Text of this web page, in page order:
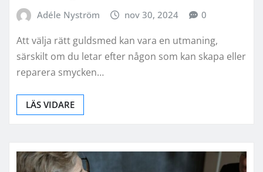
Adéle Nyström nov 30, 2024 0
Att välja rätt guldsmed kan vara en utmaning,
särskilt om du letar efter någon som kan skapa eller
reparera smycken…
LÄS VIDARE